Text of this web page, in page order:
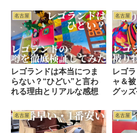
名古屋
レゴランドは本当につま
らない？“ひどい”と言わ
れる理由とリアルな感想
名古屋
レゴ
ャ＆
グッ
名古屋 名古屋